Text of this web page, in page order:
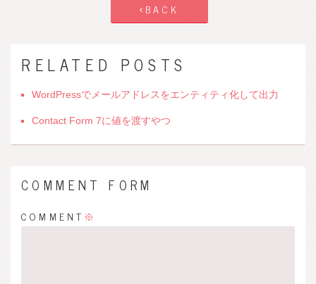
BACK
RELATED POSTS
WordPressでメールアドレスをエンティティ化して出力
Contact Form 7に値を渡すやつ
COMMENT FORM
COMMENT ※